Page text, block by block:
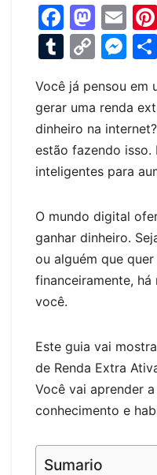
F
a
c
e
b
o
o
M
a
st
o
d
o
n
E
m
ai
l
T
m
bl
r
C
p
y
Li
n
M
s
s
e
n
er
Você já pensou em
gerar uma renda
dinheiro na
estão fazendo isso.
inteligentes para
O mundo digital
ganhar dinheiro.
ou alguém que
financeiramente,
você.
Este guia vai
de Renda Extra
Você vai aprender
conhecimento e
Sumario